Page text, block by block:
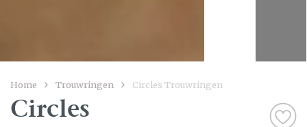
Home Trouwringen Circles Trouwringen
Circles